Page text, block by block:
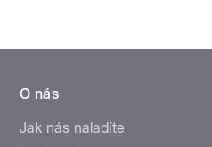
O nás
Jak nás naladíte